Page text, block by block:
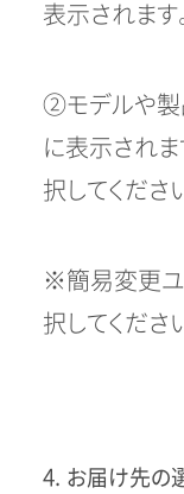
表示されます
②モデルや製
に表示され
択してくださ
※簡易変更ユ
択してくださ
4. お届け先の